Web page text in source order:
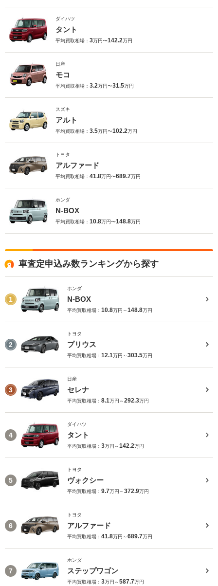
ダイハツ
タント
平均買取相場： 3万円〜142.2万円
日産
モコ
平均買取相場： 3.2万円〜31.5万円
スズキ
アルト
平均買取相場： 3.5万円〜102.2万円
トヨタ
アルファード
平均買取相場： 41.8万円〜689.7万円
ホンダ
N-BOX
平均買取相場： 10.8万円〜148.8万円
車査定申込み数ランキングから探す
1
ホンダ
N-BOX
平均買取相場： 10.8万円～148.8万円
2
トヨタ
プリウス
平均買取相場： 12.1万円～303.5万円
3
日産
セレナ
平均買取相場： 8.1万円～292.3万円
4
ダイハツ
タント
平均買取相場： 3万円～142.2万円
5
トヨタ
ヴォクシー
平均買取相場： 9.7万円～372.9万円
6
トヨタ
アルファード
平均買取相場： 41.8万円～689.7万円
7
ホンダ
ステップワゴン
平均買取相場： 3万円～587.7万円